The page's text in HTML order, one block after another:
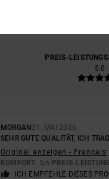
PREIS-
5.0
MORGAN 21. MAI 2026
SEHR GUTE QUALITÄT, ICH
Original anzeigen - Français
KOMFORT: 5/5 PREIS-
ICH EMPFEHLE DIESES